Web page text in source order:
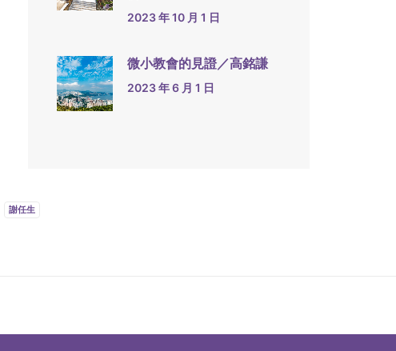
2023 年 10 月 1 日
微小教會的見證／高銘謙
2023 年 6 月 1 日
謝任生